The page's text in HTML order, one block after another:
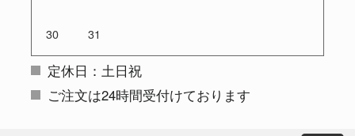
30 31
定休日：土日祝
ご注文は24時間受付けております